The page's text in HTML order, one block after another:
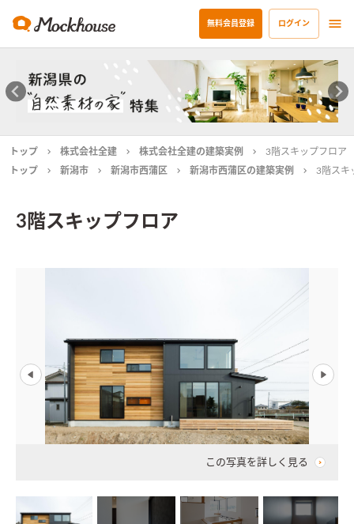
無料会員登録 ログイン
トップ 株式会社全建 株式会社全建の建築実例
3階スキップフロア
トップ
新潟市 新潟市西蒲区 新潟市西蒲区の建築実例 3階スキ
3階スキップフロア
この写真を詳しく見る